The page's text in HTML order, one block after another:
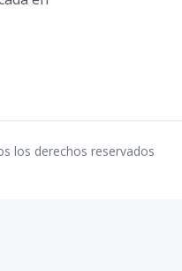
los derechos reservados